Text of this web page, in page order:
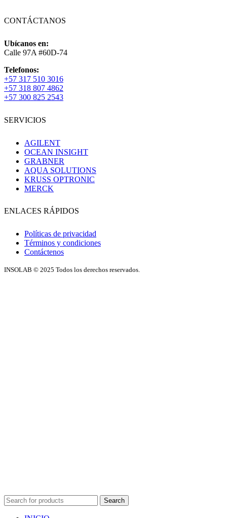
CONTÁCTANOS
Ubícanos en:
Calle 97A #60D-74
Telefonos:
+57 317 510 3016
+57 318 807 4862
+57 300 825 2543
SERVICIOS
AGILENT
OCEAN INSIGHT
GRABNER
AQUA SOLUTIONS
KRUSS OPTRONIC
MERCK
ENLACES RÁPIDOS
Políticas de privacidad
Términos y condiciones
Contáctenos
INSOLAB © 2025 Todos los derechos reservados.
Search